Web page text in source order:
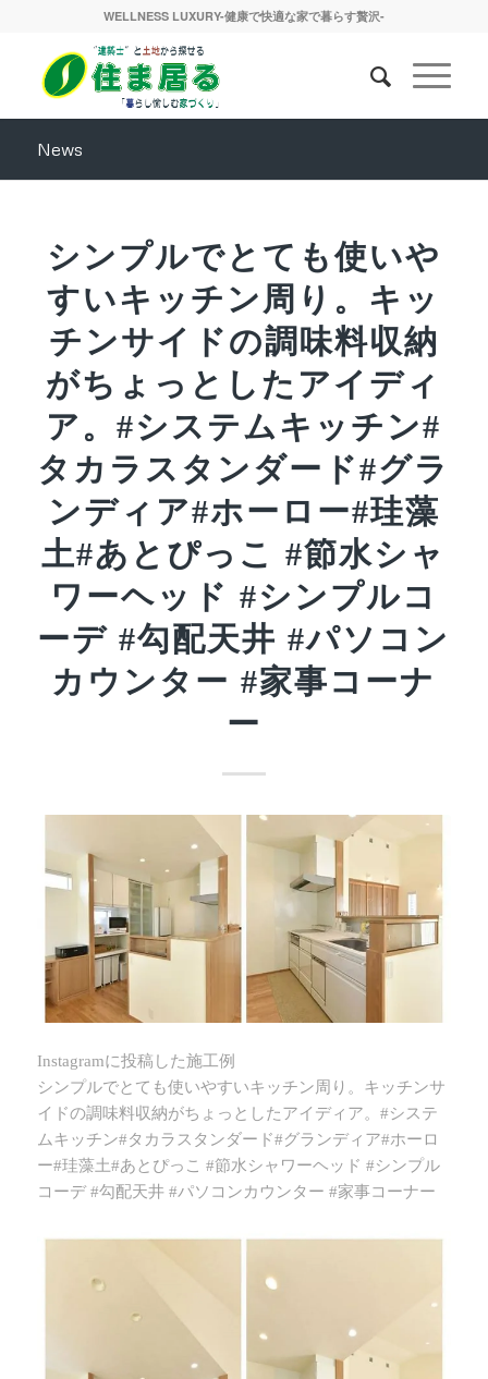
WELLNESS LUXURY-健康で快適な家で暮らす贅沢-
News
シンプルでとても使いや
すいキッチン周り。キッ
チンサイドの調味料収納
がちょっとしたアイディ
ア。#システムキッチン#
タカラスタンダード#グラ
ンディア#ホーロー#珪藻
土#あとぴっこ #節水シャ
ワーヘッド #シンプルコ
ーデ #勾配天井 #パソコン
カウンター #家事コーナ
ー
Instagramに投稿した施工例
シンプルでとても使いやすいキッチン周り。キッチンサ
イドの調味料収納がちょっとしたアイディア。#システ
ムキッチン#タカラスタンダード#グランディア#ホーロ
ー#珪藻土#あとぴっこ #節水シャワーヘッド #シンプル
コーデ #勾配天井 #パソコンカウンター #家事コーナー